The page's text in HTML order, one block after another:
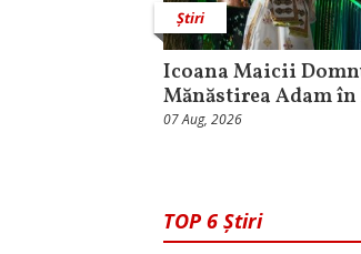
Știri
Icoana Maicii
Mănăstirea Adam
07 Aug, 2026
TOP 6 Știri